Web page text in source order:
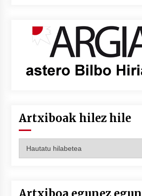
Artxiboak hilez hile
hilez